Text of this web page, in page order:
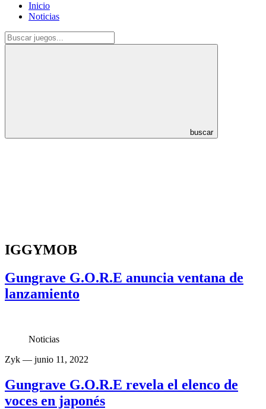
Inicio
Noticias
buscar
IGGYMOB
Gungrave G.O.R.E anuncia ventana de
lanzamiento
Noticias
Zyk — junio 11, 2022
Gungrave G.O.R.E revela el elenco de
voces en japonés